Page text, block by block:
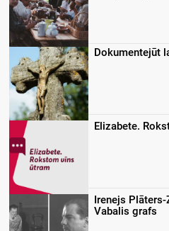
Dokumentejūt
Elizabete.
Irenejs
Vabalis grafs